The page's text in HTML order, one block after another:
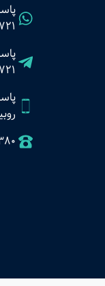
روبیکا